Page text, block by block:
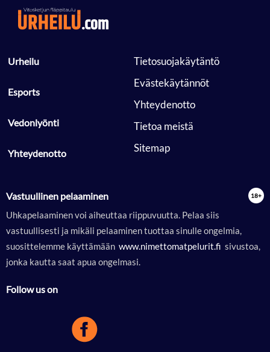
Urheilu
Esports
Vedonlyönti
Yhteydenotto
Tietosuojakäytäntö
Evästekäytännöt
Yhteydenotto
Tietoa meistä
Sitemap
Vastuullinen pelaaminen
Uhkapelaaminen voi aiheuttaa riippuvuutta. Pelaa siis
vastuullisesti ja mikäli pelaaminen tuottaa sinulle ongelmia,
suosittelemme käyttämään www.nimettomatpelurit.fi sivustoa,
jonka kautta saat apua ongelmasi.
Follow us on